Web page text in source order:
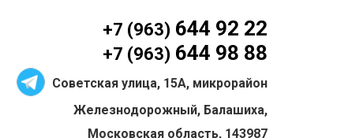
+7 (963) 644 92 22
+7 (963) 644 98 88
Советская улица, 15А, микрорайон
Железнодорожный, Балашиха,
Московская область, 143987